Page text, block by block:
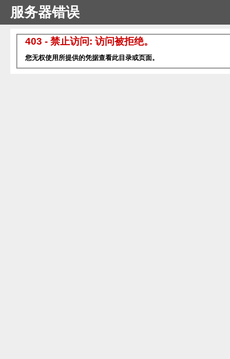
服务器错误
403 - 禁止访问: 访问被拒绝。
您无权使用所提供的凭据查看此目录或页面。